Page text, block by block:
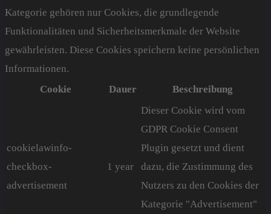
Kategorie gehören nur Cookies, die grundlegende
Funktionalitäten und Sicherheitsmerkmale der Website
gewährleisten. Diese Cookies speichern keine persönlichen
Informationen.
Cookie
Dauer Beschreibung
cookielawinfo-
checkbox-
advertisement
1 year
Dieser Cookie wird vom
GDPR Cookie Consent
Plugin gesetzt und dient
dazu, die Zustimmung des
Nutzers zu den Cookies der
Kategorie "Advertisement"